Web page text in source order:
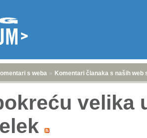
s weba » Komentari članaka s naših web
velika